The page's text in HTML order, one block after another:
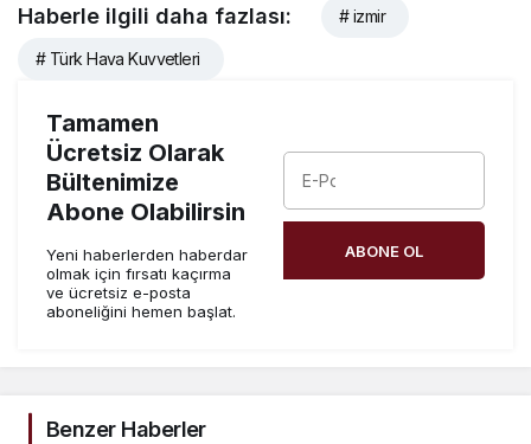
Haberle ilgili daha fazlası: # izmir
# Türk Hava Kuvvetleri
Tamamen
Ücretsiz Olarak
Bültenimize
Abone Olabilirsin
Yeni haberlerden haberdar
olmak için fırsatı kaçırma
ve ücretsiz e-posta
aboneliğini hemen başlat.
ABONE OL
Benzer Haberler